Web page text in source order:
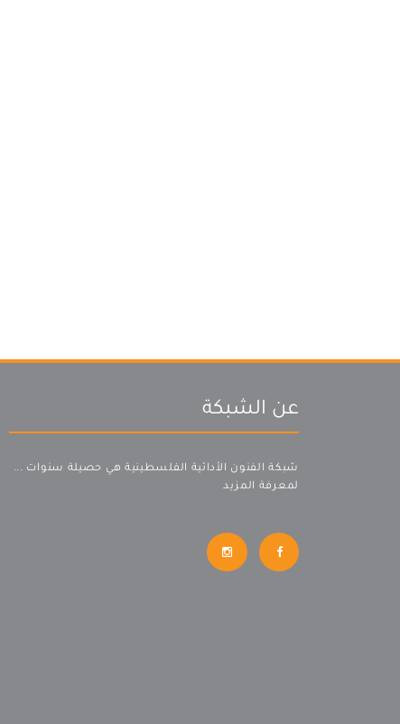
عن الشبكة
شبكة الفنون الأدائية الفلسطينية هي حصيلة سنوات ...
لمعرفة المزيد